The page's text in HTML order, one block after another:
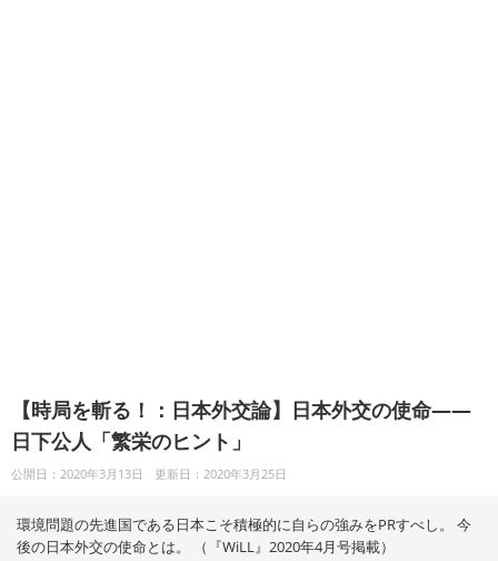
【時局を斬る！：日本外交論】日本外交の使命――
日下公人「繁栄のヒント」
公開日：2020年3月13日 更新日：2020年3月25日
環境問題の先進国である日本こそ積極的に自らの強みをPRすべし。 今
後の日本外交の使命とは。 （『WiLL』2020年4月号掲載）